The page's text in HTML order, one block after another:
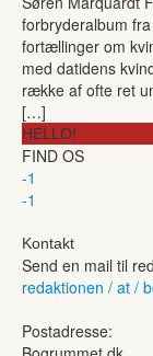
forbryderalbum
fortællinger om
med datidens
række af ofte ret
[…]
HELLO!
FIND OS
-1
-1
Kontakt
Send en mail til
redaktionen / at /
Postadresse: